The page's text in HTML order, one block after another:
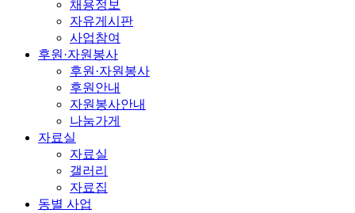
채용정보
자유게시판
사업참여
후원·자원봉사
후원·자원봉사
후원안내
자원봉사안내
나눔가게
자료실
자료실
갤러리
자료집
동별 사업